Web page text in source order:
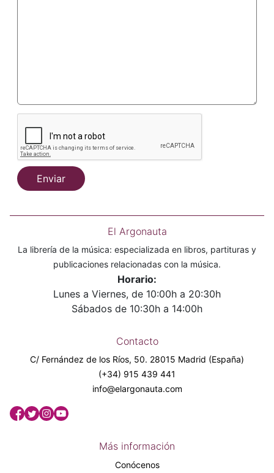
Enviar
El Argonauta
La librería de la música: especializada en libros, partituras y
publicaciones relacionadas con la música.
Horario:
Lunes a Viernes, de 10:00h a 20:30h
Sábados de 10:30h a 14:00h
Contacto
C/ Fernández de los Ríos, 50. 28015 Madrid (España)
(+34) 915 439 441
info@elargonauta.com
Más información
Conócenos